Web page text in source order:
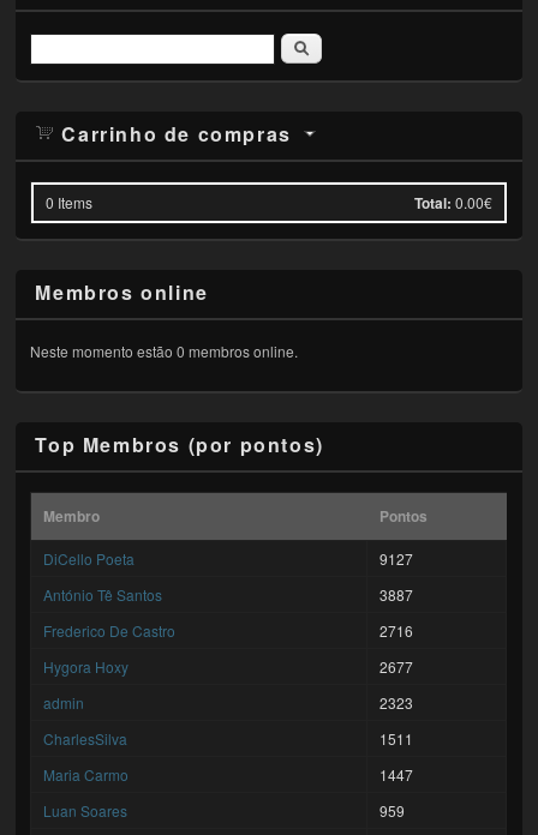
Pesquisar
Carrinho de compras
0 Items Total: 0.00€
Membros online
Neste momento estão 0 membros online.
Top Membros (por pontos)
Membro Pontos
DiCello Poeta
9127
António Tê Santos
3887
Frederico De Castro
2716
Hygora Hoxy
2677
admin
2323
CharlesSilva
1511
Maria Carmo
1447
Luan Soares
959